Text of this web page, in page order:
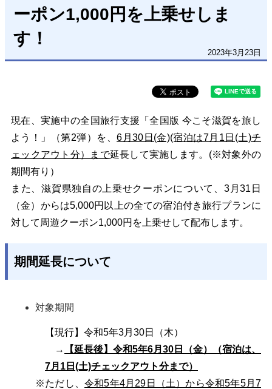
ーポン1,000円を上乗せしま
す！
2023年3月23日
現在、実施中の全国旅行支援「全国版 今こそ滋賀を旅し
よう！」（第2弾）を、6月30日(金)(宿泊は7月1日(土)チ
ェックアウト分）まで延長して実施します。(※対象外の
期間有り）
また、滋賀県独自の上乗せクーポンについて、3月31日
（金）からは5,000円以上の全ての宿泊付き旅行プランに
対して周遊クーポン1,000円を上乗せして配布します。
期間延長について
対象期間
【現行】令和5年3月30日（木）
→
【延長後】令和5年6月30日（金）
（宿泊は、
7月1日(土)チェックアウト分まで）
※ただし、令和5年4月29日（土）から令和5年5月7